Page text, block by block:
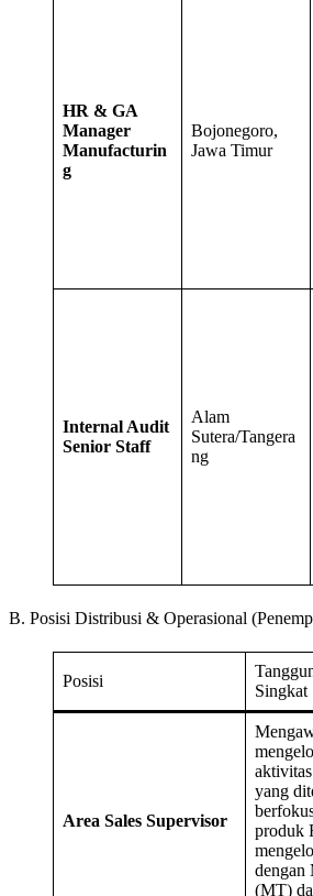
HR & GA
Manager
Manufacturin
g
Bojonegoro,
Jawa Timur
Internal Audit
Senior Staff
Alam
Sutera/Tangera
ng
B. Posisi Distribusi & Operasional
Posisi
Singkat
Area Sales Supervisor
aktivitas
yang
produk
dengan
(MT)